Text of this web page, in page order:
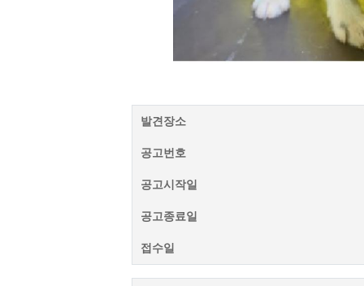
발견장소
공고번호
공고시작일
공고종료일
접수일